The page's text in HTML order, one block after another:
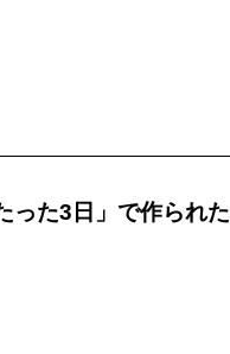
った3日」で作られた